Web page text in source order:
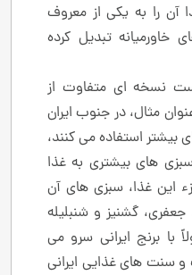
آن را به یکی از معروف
خاورمیانه تبدیل کرده
نسخه ‌ای متفاوت از
مثال، در جنوب ایران
بیشتر استفاده می‌ کنند،
های بیشتری به غذا
این غذا، سبزی ‌های آن
گشنیز و شنبلیله
برنج ایرانی سرو می‌
سنت ‌های غذایی ایرانی